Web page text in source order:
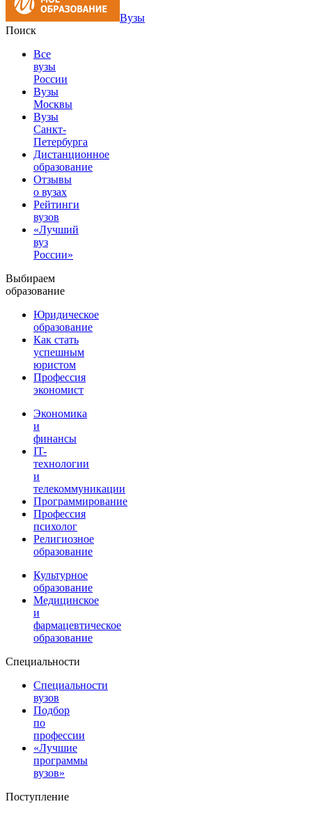
Вузы
Поиск
Все
вузы
России
Вузы
Москвы
Вузы
Санкт-
Петербурга
Дистанционное
образование
Отзывы
о вузах
Рейтинги
вузов
«Лучший
вуз
России»
Выбираем
образование
Юридическое
образование
Как стать
успешным
юристом
Профессия
экономист
Экономика
и
финансы
IT-
технологии
и
телекоммуникации
Программирование
Профессия
психолог
Религиозное
образование
Культурное
образование
Медицинское
и
фармацевтическое
образование
Специальности
Специальности
вузов
Подбор
по
профессии
«Лучшие
программы
вузов»
Поступление